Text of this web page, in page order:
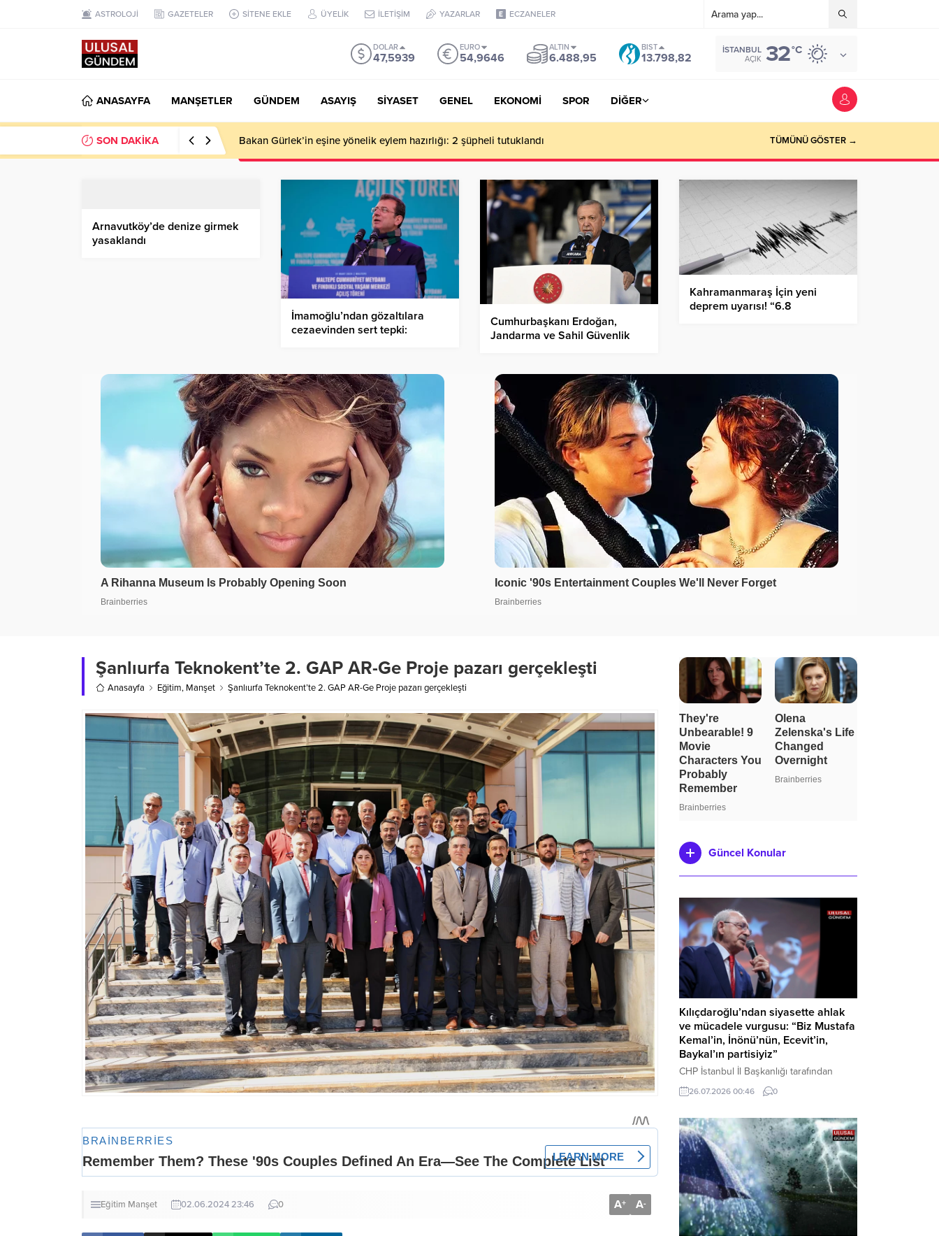
ASTROLOJİ GAZETELER SİTENE EKLE ÜYELİK İLETİŞİM YAZARLAR ECZANELER
DOLAR
47,5939
EURO
54,9646
ALTIN
6.488,95
BIST
13.798,82
İSTANBUL
AÇIK 32°C
ANASAYFA MANŞETLER GÜNDEM ASAYIŞ SİYASET GENEL EKONOMİ SPOR DİĞER
SON DAKİKA Ahbap Derneği’nde milyonluk vurgun iddiası: Haluk Levent ve Ekibine gözaltı TÜMÜNÜ GÖSTER →
Arnavutköy’de denize girmek
yasaklandı
İmamoğlu’ndan gözaltılara
cezaevinden sert tepki:
Cumhurbaşkanı Erdoğan,
Jandarma ve Sahil Güvenlik
Kahramanmaraş İçin yeni
deprem uyarısı! “6.8
Şanlıurfa Teknokent’te 2. GAP AR-Ge Proje pazarı gerçekleşti
Anasayfa Eğitim, Manşet Şanlıurfa Teknokent’te 2. GAP AR-Ge Proje pazarı gerçekleşti
Eğitim Manşet 02.06.2024 23:46 0 A+ A-
Güncel Konular
Kılıçdaroğlu’ndan siyasette ahlak
ve mücadele vurgusu: “Biz Mustafa
Kemal’in, İnönü’nün, Ecevit’in,
Baykal’ın partisiyiz”
CHP İstanbul İl Başkanlığı tarafından
düzenlenen Üye Katılım Töreni’nde
konuşan Kemal Kılıçdaroğlu; partinin
beşli çetelerle mücadeleden Aile
Destekleri Sigortası’na kadar birçok kritik
konuda sert ve net mesajlar verdi. Haber
Merkezi – CHP Genel Başkanı Kemal
Kılıçdaroğlu, Rauf Denktaş Kültür
Merkezi’nde gerçekleştirilen ve yeni
üyelere rozetlerinin takıldığı...
26.07.2026 00:46 0